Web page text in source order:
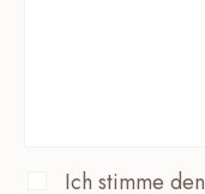
Ich stimme den